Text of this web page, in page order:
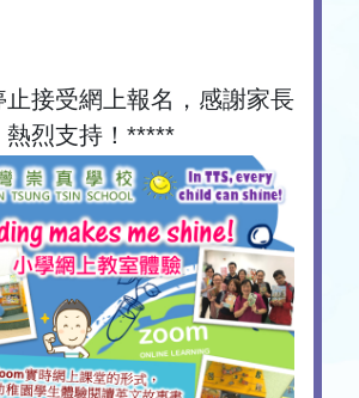
接受網上報名，感謝家長
熱烈支持！*****